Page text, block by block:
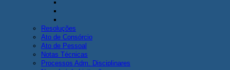
Resoluções
Ato de Consórcio
Ato de Pessoal
Notas Técnicas
Processos Adm. Disciplinares